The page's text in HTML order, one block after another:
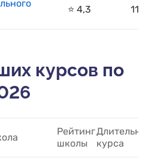
⭐️ 4,3 11
курсов по
Рейтинг
школы
курса